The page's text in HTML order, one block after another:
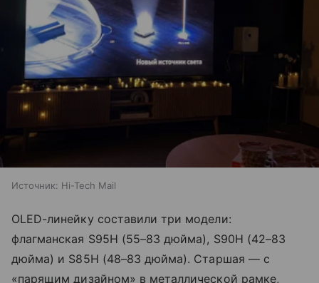
Источник: Hi-Tech Mail
OLED-линейку составили три модели:
флагманская S95H (55–83 дюйма), S90H (42–83
дюйма) и S85H (48–83 дюйма). Старшая — с
«парящим дизайном» в металлической рамке,